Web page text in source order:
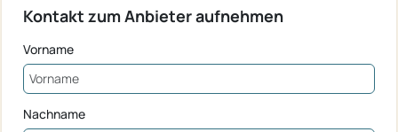
Kontakt zum Anbieter aufnehmen
Vorname
Nachname